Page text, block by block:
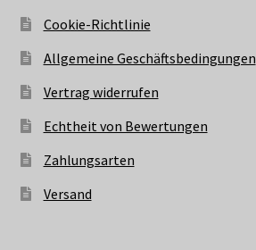
Cookie-Richtlinie
Allgemeine Geschäftsbedingungen
Vertrag widerrufen
Echtheit von Bewertungen
Zahlungsarten
Versand